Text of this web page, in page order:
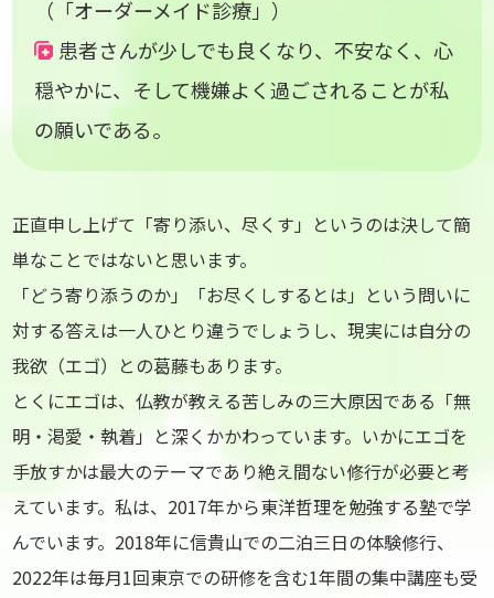
（「オーダーメイド診療」）
患者さんが少しでも良くなり、不安なく、心
穏やかに、そして機嫌よく過ごされることが私
の願いである。
正直申し上げて「寄り添い、尽くす」というのは決して簡
単なことではないと思います。
「どう寄り添うのか」「お尽くしするとは」という問いに
対する答えは一人ひとり違うでしょうし、現実には自分の
我欲（エゴ）との葛藤もあります。
とくにエゴは、仏教が教える苦しみの三大原因である「無
明・渇愛・執着」と深くかかわっています。いかにエゴを
手放すかは最大のテーマであり絶え間ない修行が必要と考
えています。私は、2017年から東洋哲理を勉強する塾で学
んでいます。2018年に信貴山での二泊三日の体験修行、
2022年は毎月1回東京での研修を含む1年間の集中講座も受